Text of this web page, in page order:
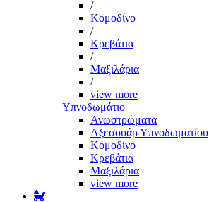
/
Κομοδίνο
/
Κρεβάτια
/
Μαξιλάρια
/
view more
Υπνοδωμάτιο
Ανωστρώματα
Αξεσουάρ Υπνοδωματίου
Κομοδίνο
Κρεβάτια
Μαξιλάρια
view more